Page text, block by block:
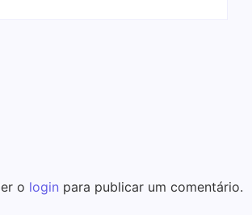
o login para publicar um comentário.